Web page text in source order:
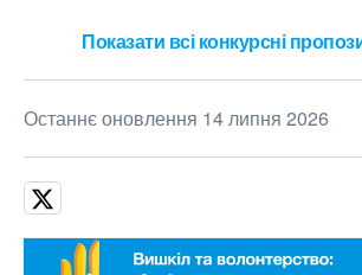
Показати всі конкурсні
Останнє оновлення 14 липня 2026